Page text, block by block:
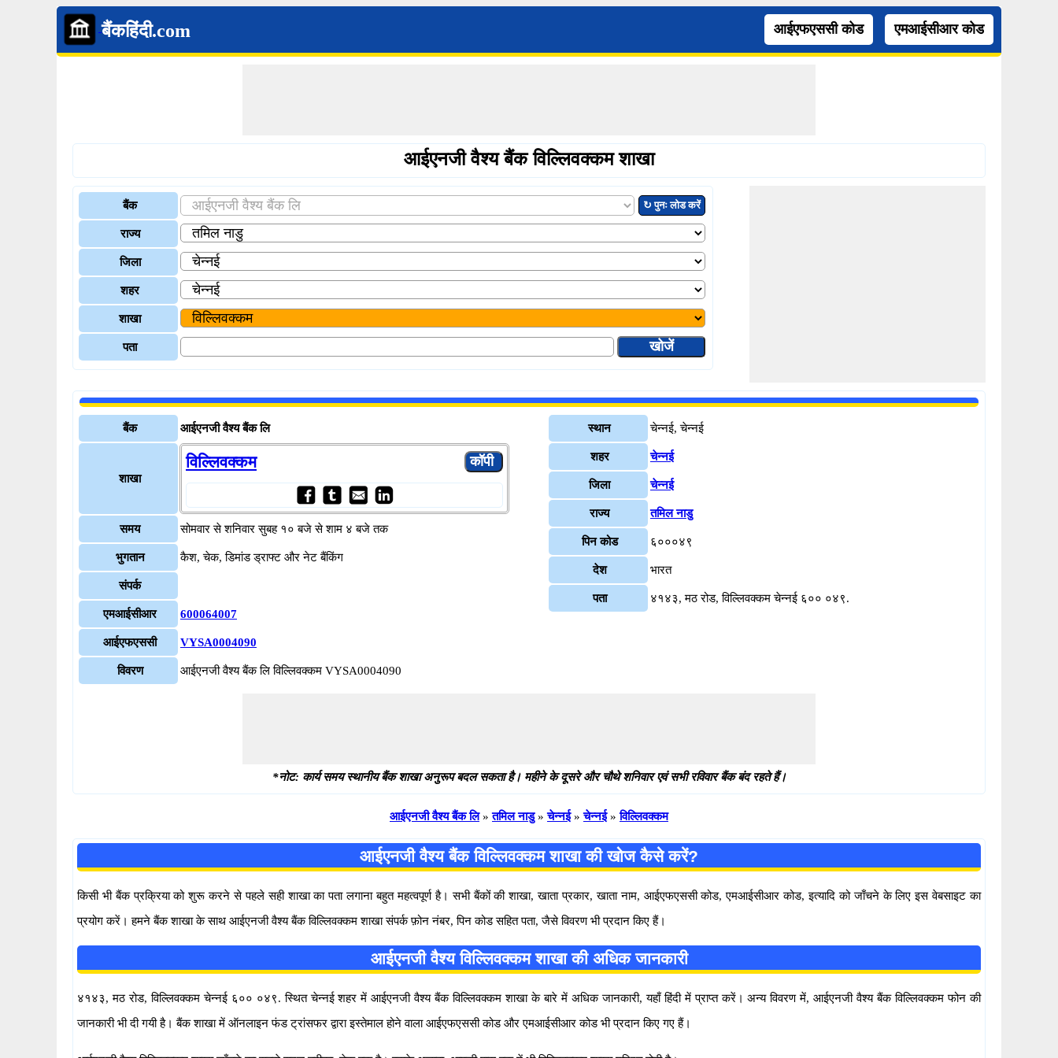
बैंकहिंदी.com आईएफएससी कोड एमआईसीआर कोड
आईएनजी वैश्य बैंक विल्लिवक्कम शाखा
बैंक ↻ पुनः लोड करें
राज्य
जिला
शहर
शाखा
पता
बैंक आईएनजी वैश्य बैंक लि
शाखा
विल्लिवक्कम
समय सोमवार से शनिवार सुबह १० बजे से शाम ४ बजे तक
भुगतान कैश, चेक, डिमांड ड्राफ्ट और नेट बैंकिंग
संपर्क
एमआईसीआर 600064007
आईएफएससी VYSA0004090
विवरण आईएनजी वैश्य बैंक लि विल्लिवक्कम VYSA0004090
स्थान चेन्नई, चेन्नई
शहर चेन्नई
जिला चेन्नई
राज्य तमिल नाडु
पिन कोड ६०००४९
देश भारत
पता ४१४३, मठ रोड, विल्लिवक्कम चेन्नई ६०० ०४९.
*नोट: कार्य समय स्थानीय बैंक शाखा अनुरूप बदल सकता है। महीने के दूसरे और चौथे शनिवार एवं सभी रविवार बैंक बंद रहते हैं।
आईएनजी वैश्य बैंक लि » तमिल नाडु » चेन्नई » चेन्नई » विल्लिवक्कम
आईएनजी वैश्य बैंक विल्लिवक्कम शाखा की खोज कैसे करें?
किसी भी बैंक प्रक्रिया को शुरू करने से पहले सही शाखा का पता लगाना बहुत महत्वपूर्ण है। सभी बैंकों की शाखा, खाता प्रकार, खाता नाम, आईएफएससी कोड, एमआईसीआर कोड, इत्यादि को जाँचने के लिए इस वेबसाइट का
प्रयोग करें। हमने बैंक शाखा के साथ आईएनजी वैश्य बैंक विल्लिवक्कम शाखा संपर्क फ़ोन नंबर, पिन कोड सहित पता, जैसे विवरण भी प्रदान किए हैं।
आईएनजी वैश्य विल्लिवक्कम शाखा की अधिक जानकारी
४१४३, मठ रोड, विल्लिवक्कम चेन्नई ६०० ०४९. स्थित चेन्नई शहर में आईएनजी वैश्य बैंक विल्लिवक्कम शाखा के बारे में अधिक जानकारी, यहाँ हिंदी में प्राप्त करें। अन्य विवरण में, आईएनजी वैश्य बैंक विल्लिवक्कम फोन की
जानकारी भी दी गयी है। बैंक शाखा में ऑनलाइन फंड ट्रांसफर द्वारा इस्तेमाल होने वाला आईएफएससी कोड और एमआईसीआर कोड भी प्रदान किए गए हैं।